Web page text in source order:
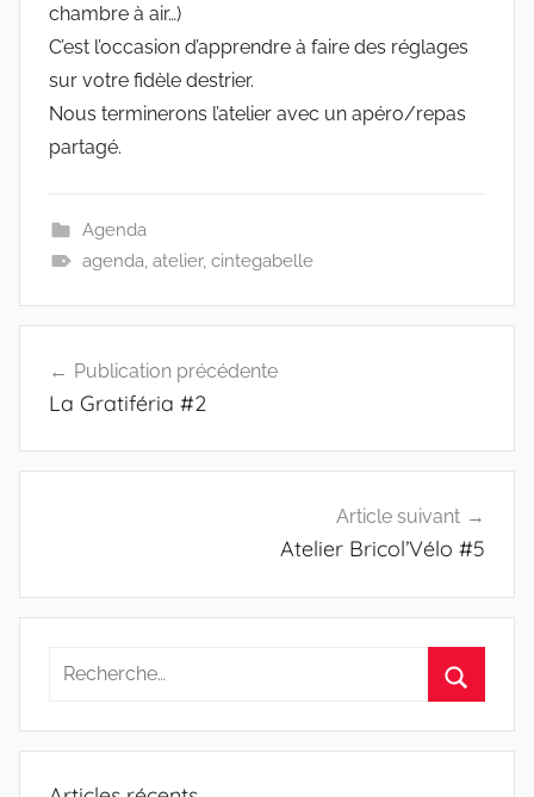
chambre à air…)
C’est l’occasion d’apprendre à faire des réglages
sur votre fidèle destrier.
Nous terminerons l’atelier avec un apéro/repas
partagé.
Agenda
agenda, atelier, cintegabelle
de
Publication précédente
La Gratiféria #2
Article suivant
Atelier Bricol’Vélo #5
Recherche
: